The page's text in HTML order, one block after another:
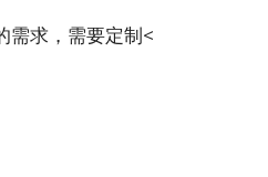
需求，需要定制<